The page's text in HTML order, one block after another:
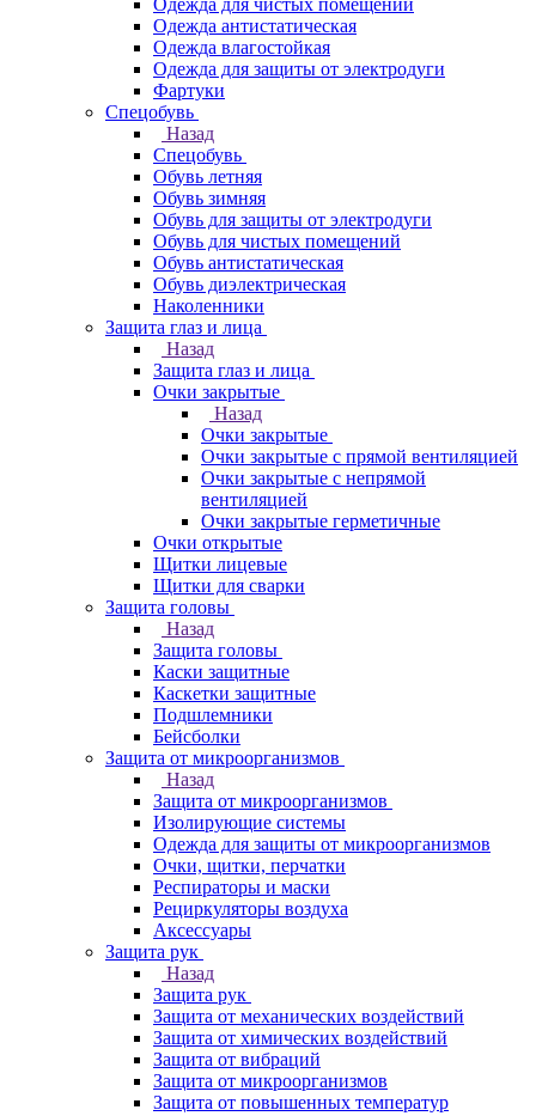
Одежда для чистых помещений
Одежда антистатическая
Одежда влагостойкая
Одежда для защиты от электродуги
Фартуки
Спецобувь
Назад
Спецобувь
Обувь летняя
Обувь зимняя
Обувь для защиты от электродуги
Обувь для чистых помещений
Обувь антистатическая
Обувь диэлектрическая
Наколенники
Защита глаз и лица
Назад
Защита глаз и лица
Очки закрытые
Назад
Очки закрытые
Очки закрытые с прямой вентиляцией
Очки закрытые с непрямой
вентиляцией
Очки закрытые герметичные
Очки открытые
Щитки лицевые
Щитки для сварки
Защита головы
Назад
Защита головы
Каски защитные
Каскетки защитные
Подшлемники
Бейсболки
Защита от микроорганизмов
Назад
Защита от микроорганизмов
Изолирующие системы
Одежда для защиты от микроорганизмов
Очки, щитки, перчатки
Респираторы и маски
Рециркуляторы воздуха
Аксессуары
Защита рук
Назад
Защита рук
Защита от механических воздействий
Защита от химических воздействий
Защита от вибраций
Защита от микроорганизмов
Защита от повышенных температур